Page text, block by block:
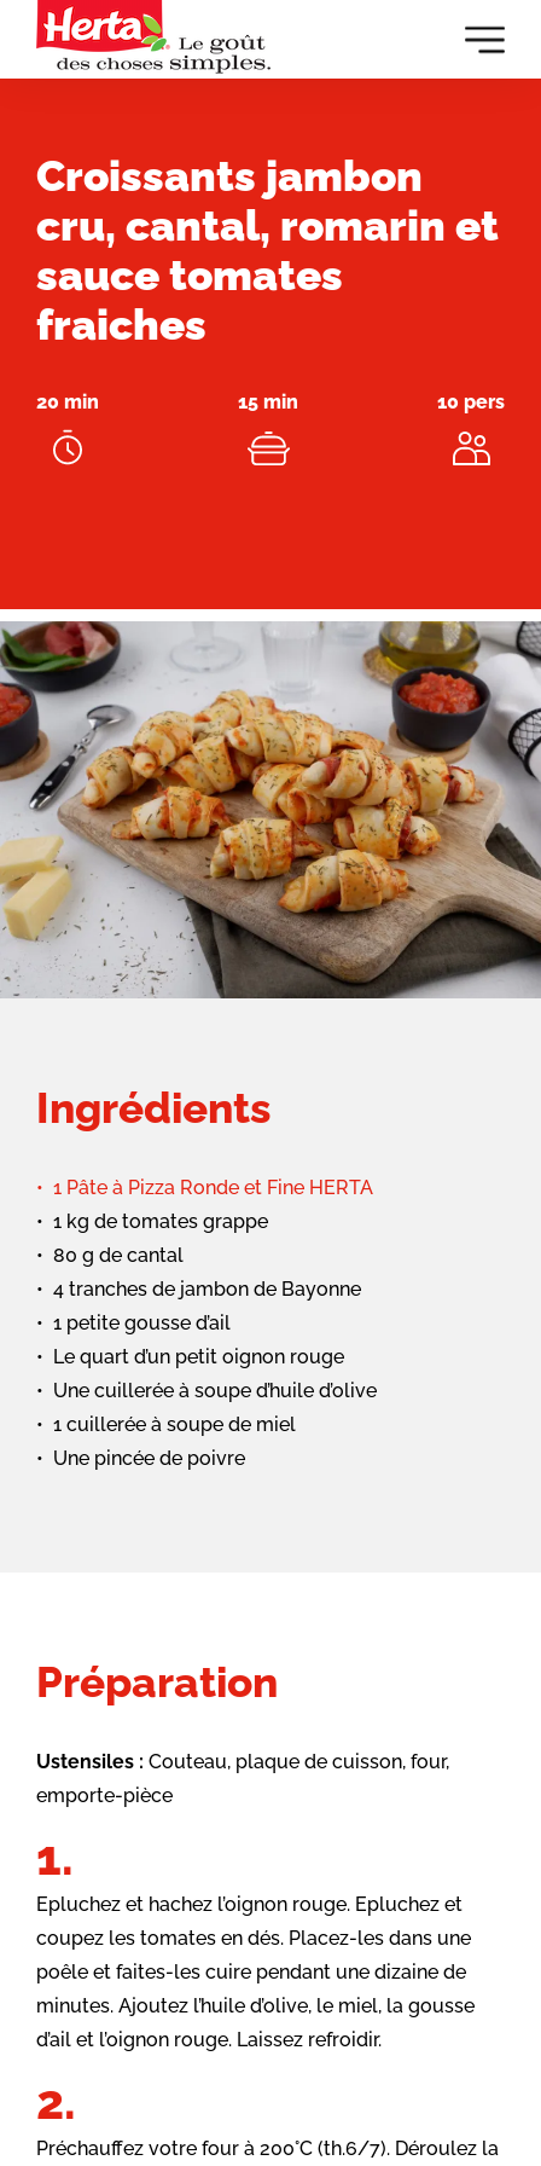
Croissants jambon
cru, cantal, romarin et
sauce tomates
fraiches
20 min 15 min 10 pers
Ingrédients
1 Pâte à Pizza Ronde et Fine HERTA
1 kg de tomates grappe
80 g de cantal
4 tranches de jambon de Bayonne
1 petite gousse d’ail
Le quart d’un petit oignon rouge
Une cuillerée à soupe d’huile d’olive
1 cuillerée à soupe de miel
Une pincée de poivre
Préparation
Ustensiles : Couteau, plaque de cuisson, four,
emporte-pièce
Epluchez et hachez l’oignon rouge. Epluchez et
coupez les tomates en dés. Placez-les dans une
poêle et faites-les cuire pendant une dizaine de
minutes. Ajoutez l’huile d’olive, le miel, la gousse
d’ail et l’oignon rouge. Laissez refroidir.
Préchauffez votre four à 200°C (th.6/7). Déroulez la